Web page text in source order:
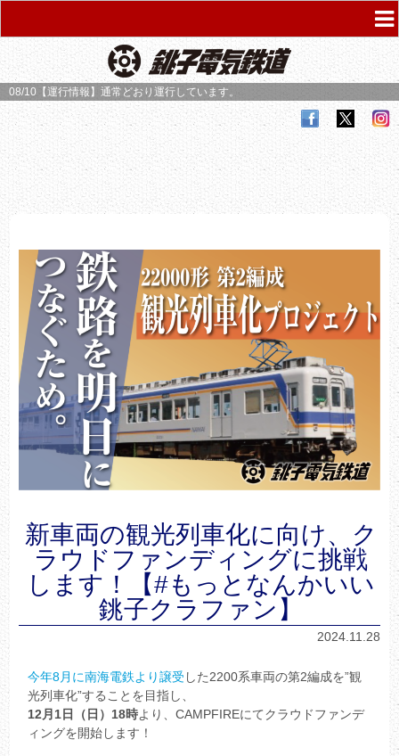
08/10【運行情報】 通常どおり運行しています。
新車両の観光列車化に向け、ク
ラウドファンディングに挑戦
します！【#もっとなんかいい
銚子クラファン】
2024.11.28
今年8月に南海電鉄より譲受 した2200系車両の第2編成を”観
光列車化”することを目指し、
12月1日（日）18時より、CAMPFIREにてクラウドファンデ
ィングを開始します！